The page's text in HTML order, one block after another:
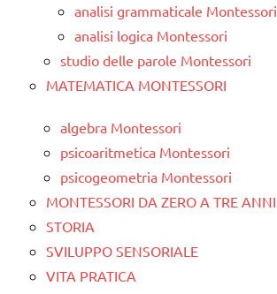
analisi grammaticale Montessori
analisi logica Montessori
studio delle parole Montessori
MATEMATICA MONTESSORI
algebra Montessori
psicoaritmetica Montessori
psicogeometria Montessori
MONTESSORI DA ZERO A TRE ANNI
STORIA
SVILUPPO SENSORIALE
VITA PRATICA